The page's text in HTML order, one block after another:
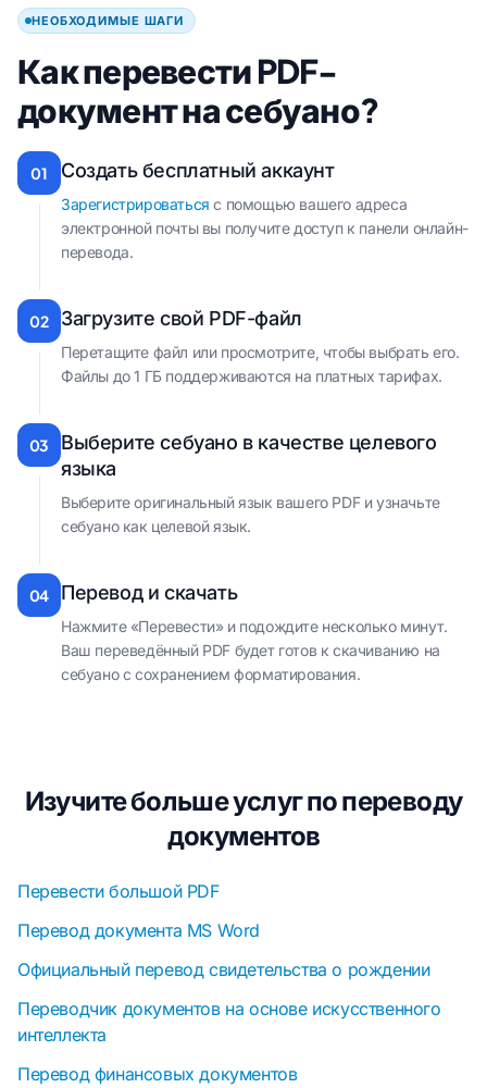
НЕОБХОДИМЫЕ ШАГИ
Как перевести PDF-
документ на себуано?
01 Создать бесплатный аккаунт
Зарегистрироваться с помощью вашего адреса
электронной почты вы получите доступ к панели онлайн-
перевода.
02 Загрузите свой PDF-файл
Перетащите файл или просмотрите, чтобы выбрать его.
Файлы до 1 ГБ поддерживаются на платных тарифах.
03
Выберите себуано в качестве целевого
языка
Выберите оригинальный язык вашего PDF и узначьте
себуано как целевой язык.
04 Перевод и скачать
Нажмите «Перевести» и подождите несколько минут.
Ваш переведённый PDF будет готов к скачиванию на
себуано с сохранением форматирования.
Изучите больше услуг по переводу
документов
Перевести большой PDF
Перевод документа MS Word
Официальный перевод свидетельства о рождении
Переводчик документов на основе искусственного
интеллекта
Перевод финансовых документов